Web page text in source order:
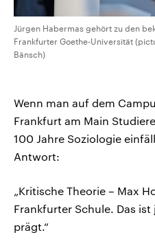
Jürgen Habermas gehört zu den
Frankfurter Goethe-Universität
Bänsch)
Wenn man auf dem
Frankfurt am Main
100 Jahre Soziologie
Antwort:
„Kritische Theorie – Max
Frankfurter Schule. Das
prägt.“